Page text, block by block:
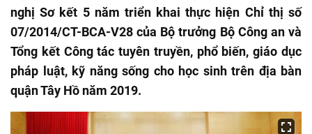
nghị Sơ kết 5 năm triển khai thực hiện Chỉ thị số
07/2014/CT-BCA-V28 của Bộ trưởng Bộ Công an và
Tổng kết Công tác tuyên truyền, phổ biến, giáo dục
pháp luật, kỹ năng sống cho học sinh trên địa bàn
quận Tây Hồ năm 2019.